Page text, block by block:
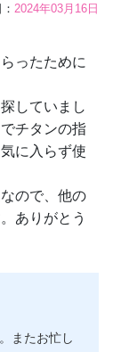
2024年03月16日
ったために
していまし
チタンの指
に入らず使
ので、他の
ありがとう
またお忙し